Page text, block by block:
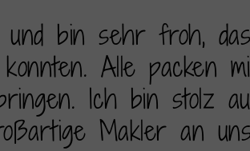
und bin sehr froh,
Alle packen
Ich bin stolz
Makler an